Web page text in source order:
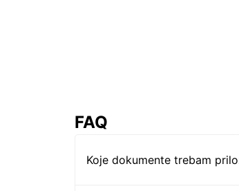
FAQ
Koje dokumente trebam